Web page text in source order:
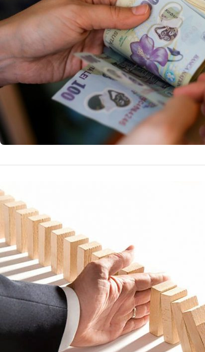
carierei
byEchipa
Cum
Oamenii
eficiente.
byEchipa